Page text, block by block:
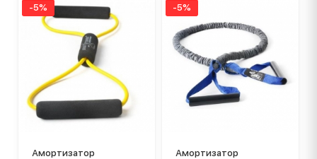
-5%
Амортизатор
-5%
Амортизатор